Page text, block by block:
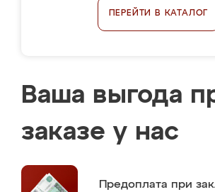
ПЕРЕЙТИ В КАТАЛОГ
Ваша выгода
заказе у нас
Предоплата при